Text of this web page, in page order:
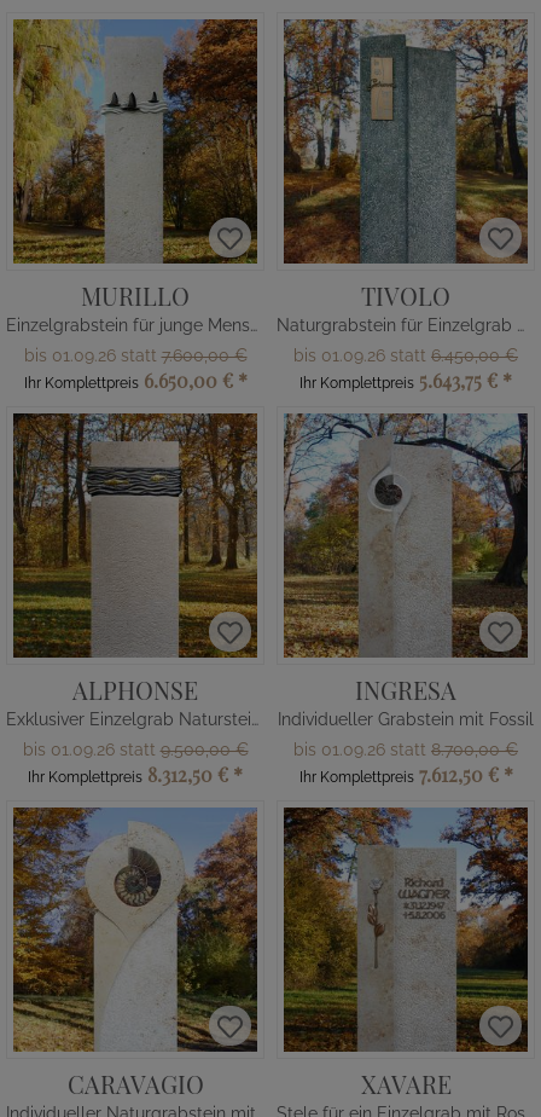
MURILLO
Einzelgrabstein für junge Menschen Meer und Segelboote
bis 01.09.26 statt7.600,00 €
Ihr Komplettpreis 6.650,00 € *
TIVOLO
Naturgrabstein für Einzelgrab mit Bronzeplatte
bis 01.09.26 statt 6.450,00 €
Ihr Komplettpreis 5.643,75 € *
ALPHONSE
Exklusiver Einzelgrab Naturstein mit Fischen
bis 01.09.26 statt9.500,00 €
Ihr Komplettpreis 8.312,50 € *
INGRESA
Individueller Grabstein mit Fossil
bis 01.09.26 statt 8.700,00 €
Ihr Komplettpreis 7.612,50 € *
CARAVAGIO XAVARE